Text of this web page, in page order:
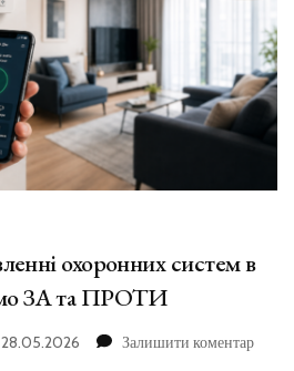
охоронних систем в
ЗА та ПРОТИ
28.05.2026 Залишити коментардо